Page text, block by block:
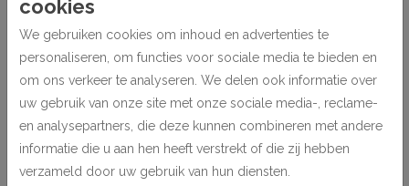
• sjabloneren
• decoratie en hobbyprojecten
Verwijderen uit tapijt of kleding
Verwijder overtollig product en behandel met onverdund
afwasmiddel of reiniger. Laat kort inwerken en spoel met warm water.
cookies
We gebruiken cookies om inhoud en advertenties te
personaliseren, om functies voor sociale media te bieden en
om ons verkeer te analyseren. We delen ook informatie over
uw gebruik van onze site met onze sociale media-, reclame-
en analysepartners, die deze kunnen combineren met andere
informatie die u aan hen heeft verstrekt of die zij hebben
verzameld door uw gebruik van hun diensten.